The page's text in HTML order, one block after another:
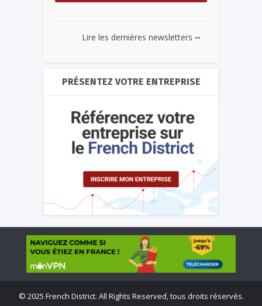
Lire les dernières newsletters ...
PRÉSENTEZ VOTRE ENTREPRISE
© 2025 French District. All Rights Reserved, tous droits réservés.